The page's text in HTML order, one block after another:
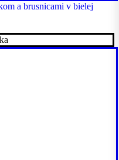
a brusnicami v bielej